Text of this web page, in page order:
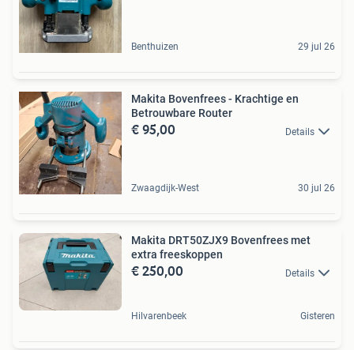
Benthuizen 29 jul 26
Makita Bovenfrees - Krachtige en
Betrouwbare Router
€ 95,00 Details
Zwaagdijk-West 30 jul 26
Makita DRT50ZJX9 Bovenfrees met
extra freeskoppen
€ 250,00 Details
Hilvarenbeek Gisteren